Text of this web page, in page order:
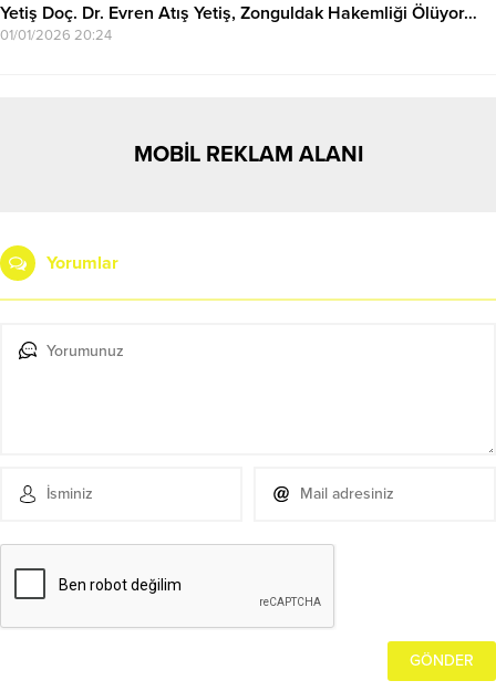
Yetiş Doç. Dr. Evren Atış Yetiş, Zonguldak Hakemliği Ölüyor…
01/01/2026 20:24
MOBİL REKLAM ALANI
Yorumlar